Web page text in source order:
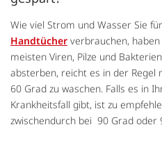
Wie viel Strom und Wasser Sie
Handtücher verbrauchen,
meisten Viren, Pilze und
absterben, reicht es in der Regel
60 Grad zu waschen. Falls es in
Krankheitsfall gibt, ist zu
zwischendurch bei 90 Grad oder